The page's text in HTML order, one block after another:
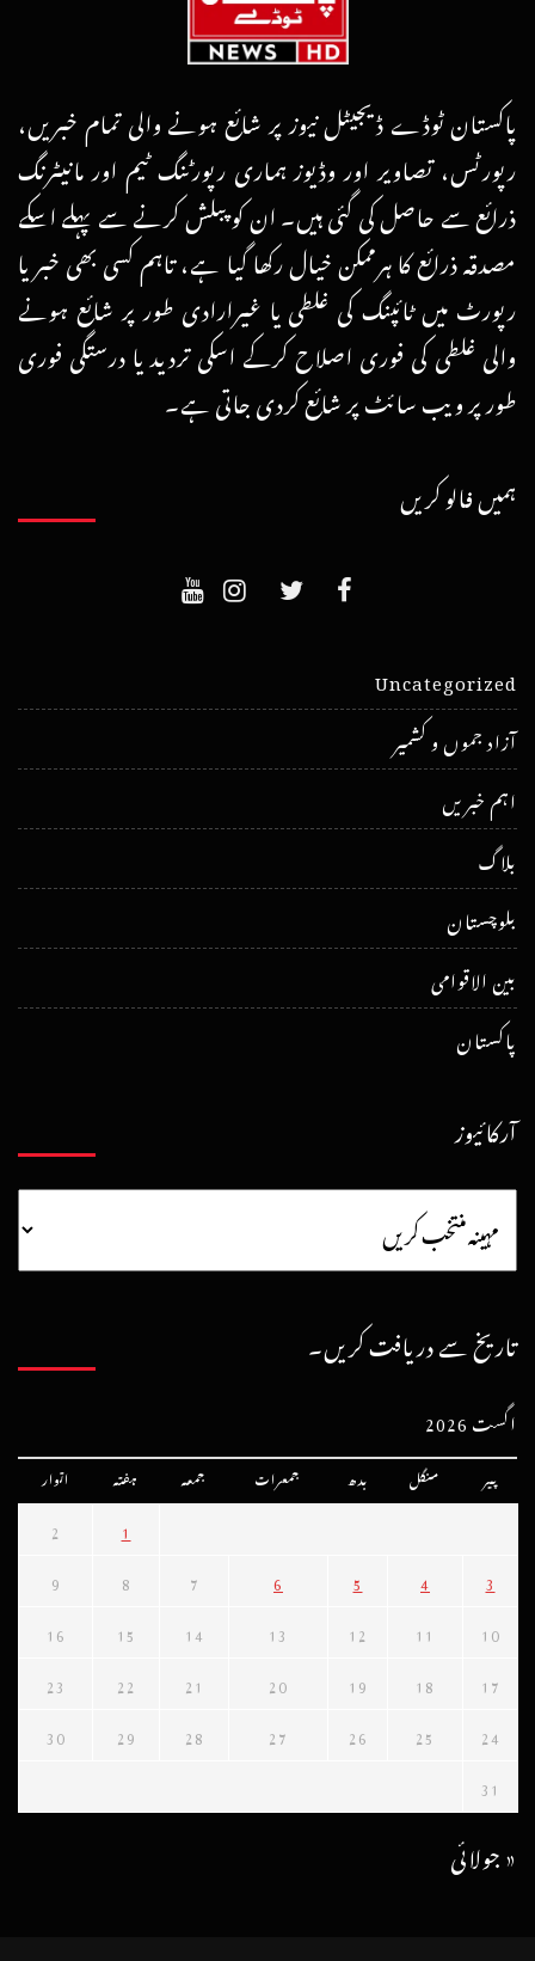
پاکستان ٹوڈے ڈیجیٹل نیوز پر شائع ہونے والی تمام خبریں،
رپورٹس، تصاویر اور وڈیوز ہماری رپورٹنگ ٹیم اور مانیٹرنگ
ذرائع سے حاصل کی گئی ہیں۔ ان کو پبلش کرنے سے پہلے اسکے
مصدقہ ذرائع کا ہرممکن خیال رکھا گیا ہے، تاہم کسی بھی خبر یا
رپورٹ میں ٹائپنگ کی غلطی یا غیرارادی طور پر شائع ہونے
والی غلطی کی فوری اصلاح کرکے اسکی تردید یا درستگی فوری
طور پر ویب سائٹ پر شائع کردی جاتی ہے۔
ہمیں فالو کریں
Uncategorized
آزاد جموں و کشمیر
اہم خبریں
بلاگ
بلوچستان
بین الاقوامی
پاکستان
آرکائیوز
تاریخ سے دریافت کریں۔
اگست 2026
پیر منگل بدھ جمعرات جمعہ ہفتہ اتوار
1
2
3
4
5
6
7
8
9
10
11
12
13
14
15
16
17
18
19
20
21
22
23
24
25
26
27
28
29
30
31
« جولائی